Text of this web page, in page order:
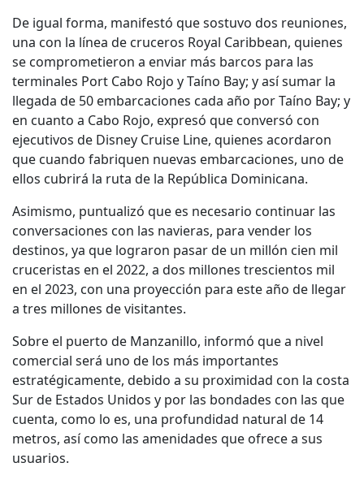
De igual forma, manifestó que sostuvo dos reuniones,
una con la línea de cruceros Royal Caribbean, quienes
se comprometieron a enviar más barcos para las
terminales Port Cabo Rojo y Taíno Bay; y así sumar la
llegada de 50 embarcaciones cada año por Taíno Bay; y
en cuanto a Cabo Rojo, expresó que conversó con
ejecutivos de Disney Cruise Line, quienes acordaron
que cuando fabriquen nuevas embarcaciones, uno de
ellos cubrirá la ruta de la República Dominicana.
Asimismo, puntualizó que es necesario continuar las
conversaciones con las navieras, para vender los
destinos, ya que lograron pasar de un millón cien mil
cruceristas en el 2022, a dos millones trescientos mil
en el 2023, con una proyección para este año de llegar
a tres millones de visitantes.
Sobre el puerto de Manzanillo, informó que a nivel
comercial será uno de los más importantes
estratégicamente, debido a su proximidad con la costa
Sur de Estados Unidos y por las bondades con las que
cuenta, como lo es, una profundidad natural de 14
metros, así como las amenidades que ofrece a sus
usuarios.